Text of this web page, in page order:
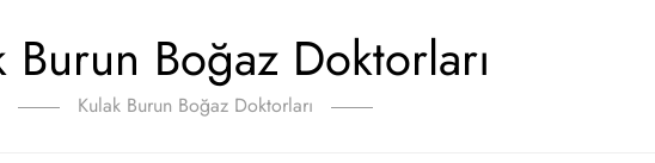
Burun Boğaz Doktorları
Kulak Burun Boğaz Doktorları